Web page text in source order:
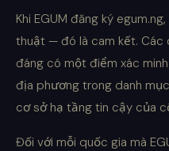
Khi EGUM đăng ký
thuật — đó là cam kết. Các
đáng có một điểm xác
địa phương trong danh
cơ sở hạ tầng tin cậy của
Đối với mỗi quốc gia mà